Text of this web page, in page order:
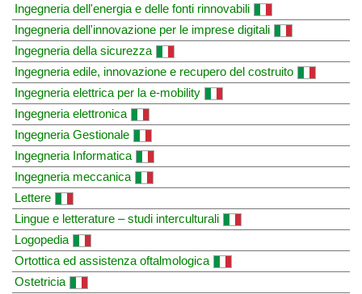
Ingegneria dell'energia e delle fonti rinnovabili
Ingegneria dell'innovazione per le imprese digitali
Ingegneria della sicurezza
Ingegneria edile, innovazione e recupero del costruito
Ingegneria elettrica per la e-mobility
Ingegneria elettronica
Ingegneria Gestionale
Ingegneria Informatica
Ingegneria meccanica
Lettere
Lingue e letterature – studi interculturali
Logopedia
Ortottica ed assistenza oftalmologica
Ostetricia